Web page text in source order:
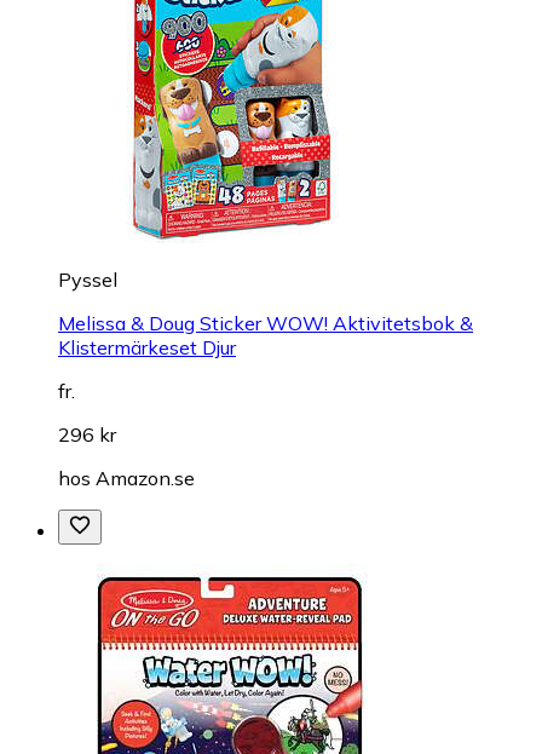
Pyssel
Melissa & Doug Sticker WOW! Aktivitetsbok &
Klistermärkeset Djur
fr.
296 kr
hos Amazon.se